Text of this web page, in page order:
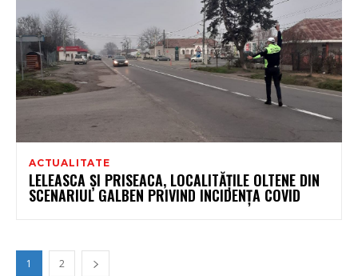
ACTUALITATE
LELEASCA ȘI PRISEACA, LOCALITĂȚILE OLTENE DIN
SCENARIUL GALBEN PRIVIND INCIDENȚA COVID
1 2